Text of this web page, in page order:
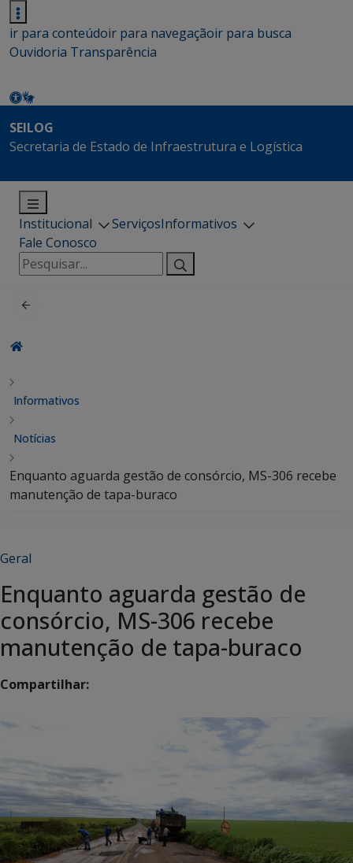
ir para conteúdoir para navegaçãoir para busca
Ouvidoria Transparência
SEILOG
Secretaria de Estado de Infraestrutura e Logística
Institucional ServiçosInformativos
Fale Conosco
Pesquisar
por:
Informativos
Notícias
Enquanto aguarda gestão de consórcio, MS-306 recebe
manutenção de tapa-buraco
Geral
Enquanto aguarda gestão de
consórcio, MS-306 recebe
manutenção de tapa-buraco
Compartilhar: